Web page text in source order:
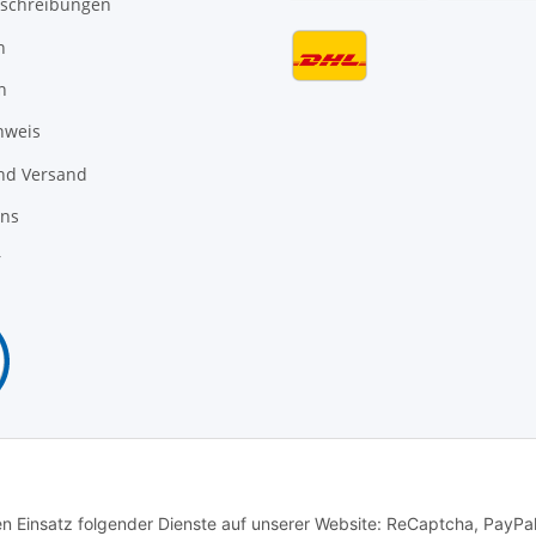
Versand
Einsatz folgender Dienste auf unserer Website: ReCaptcha, PayPal